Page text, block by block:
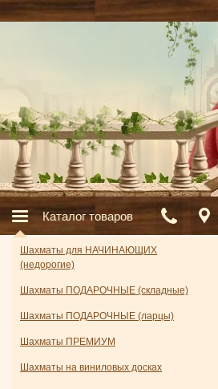
Каталог товаров
Шахматы для НАЧИНАЮЩИХ
(недорогие)
Шахматы ПОДАРОЧНЫЕ (складные)
Шахматы ПОДАРОЧНЫЕ (ларцы)
Шахматы ПРЕМИУМ
Шахматы на виниловых досках